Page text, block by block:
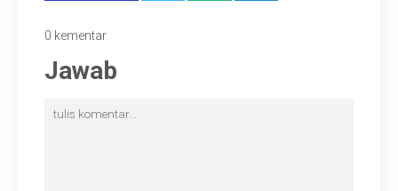
0 kementar
Jawab